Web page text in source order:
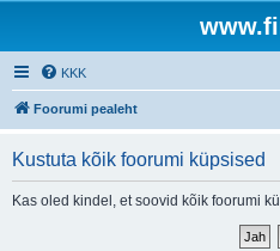
KKK
Foorumi pealeht
Kustuta kõik foorumi küpsised
Kas oled kindel, et soovid kõik foorumi